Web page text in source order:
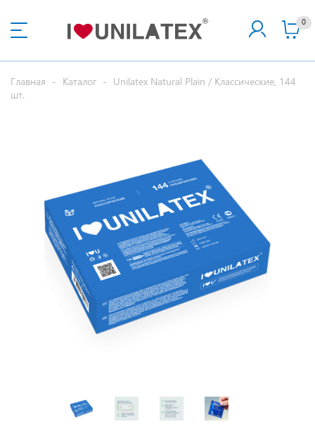
0
Главная - Каталог -
Unilatex Natural Plain / Классические, 144
шт.